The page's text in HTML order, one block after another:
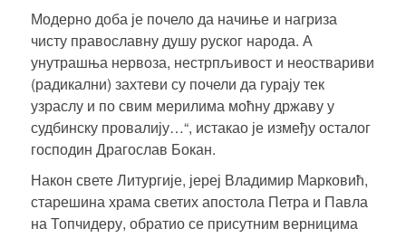
Модерно доба је почело да начиње и нагриза
чисту православну душу руског народа. А
унутрашња нервоза, нестрпљивост и неоствариви
(радикални) захтеви су почели да гурају тек
узраслу и по свим мерилима моћну државу у
судбинску провалију…“, истакао је између осталог
господин Драгослав Бокан.
Након свете Литургије, јереј Владимир Марковић,
старешина храма светих апостола Петра и Павла
на Топчидеру, обратио се присутним верницима